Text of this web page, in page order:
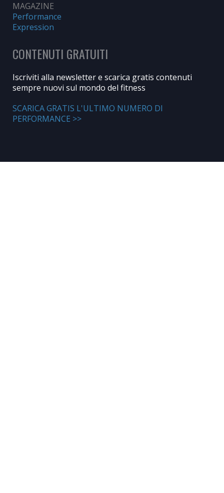
MAGAZINE
Performance
Expression
CONTENUTI GRATUITI
Iscriviti alla newsletter e scarica gratis contenuti
sempre nuovi sul mondo del fitness
SCARICA GRATIS L'ULTIMO NUMERO DI
PERFORMANCE >>